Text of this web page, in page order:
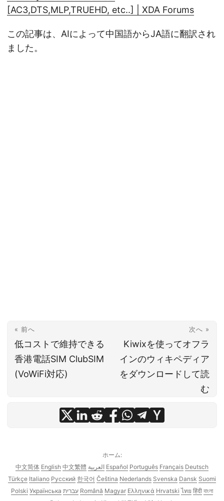
[AC3,DTS,MLP,TRUEHD, etc..] | XDA Forums
この記事は、AIによって中国語からJA語に翻訳され
ました。
« 前へ
低コストで維持できる
香港電話SIM ClubSIM
(VoWiFi対応)
次へ »
Kiwixを使ってオフラ
インのウィキペディア
をダウンロードして読
む
ホーム:
中文简体 English 中文繁體 العربية Español Português Français Deutsch
Türkçe Italiano Русский 한국어 Čeština Nederlands Svenska Dansk Suomi
Polski Українська עברית Română Magyar Ελληνικά Hrvatski ไทย हिंदी বাংলা